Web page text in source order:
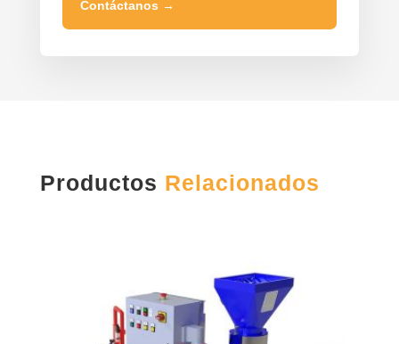
Contáctanos →
Productos Relacionados